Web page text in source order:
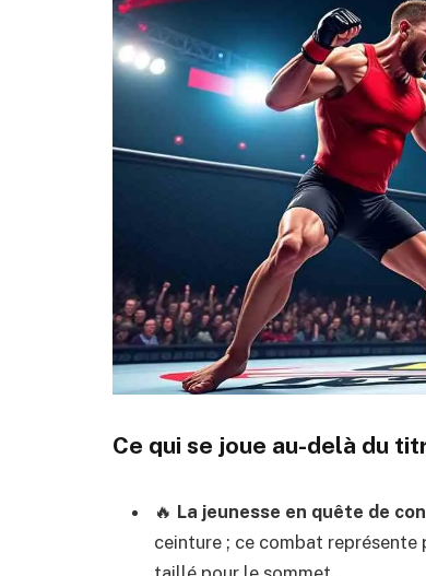
Ce qui se joue au-delà du
🔥 La jeunesse en quête de
ceinture ; ce combat représente